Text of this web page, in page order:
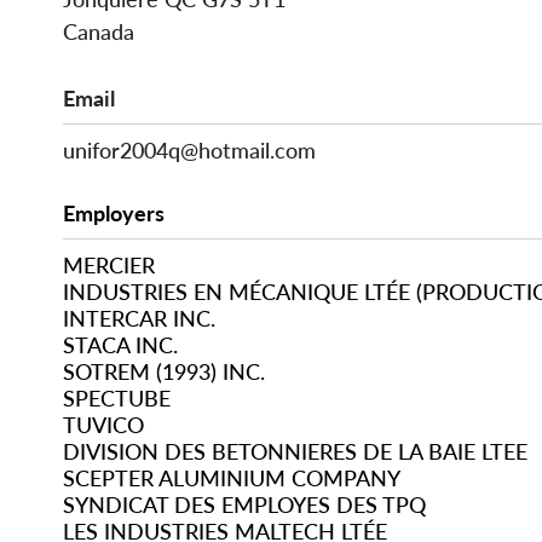
Canada
Email
unifor2004q@hotmail.com
Employers
MERCIER
INDUSTRIES EN MÉCANIQUE LTÉE
INTERCAR INC.
STACA INC.
SOTREM (1993) INC.
SPECTUBE
TUVICO
DIVISION DES BETONNIERES DE LA BAIE LTEE
SCEPTER ALUMINIUM COMPANY
SYNDICAT DES EMPLOYES DES TPQ
LES INDUSTRIES MALTECH LTÉE